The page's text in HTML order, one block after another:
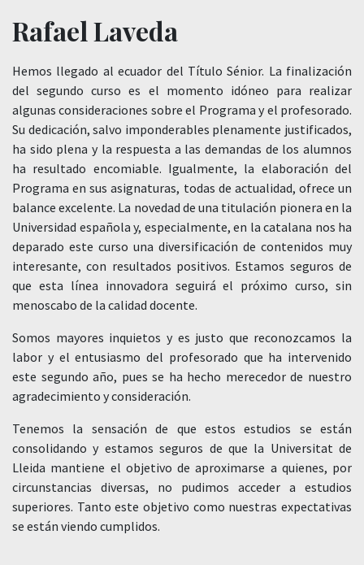
Rafael Laveda
Hemos llegado al ecuador del Título Sénior. La finalización
del segundo curso es el momento idóneo para realizar
algunas consideraciones sobre el Programa y el profesorado.
Su dedicación, salvo imponderables plenamente justificados,
ha sido plena y la respuesta a las demandas de los alumnos
ha resultado encomiable. Igualmente, la elaboración del
Programa en sus asignaturas, todas de actualidad, ofrece un
balance excelente. La novedad de una titulación pionera en la
Universidad española y, especialmente, en la catalana nos ha
deparado este curso una diversificación de contenidos muy
interesante, con resultados positivos. Estamos seguros de
que esta línea innovadora seguirá el próximo curso, sin
menoscabo de la calidad docente.
Somos mayores inquietos y es justo que reconozcamos la
labor y el entusiasmo del profesorado que ha intervenido
este segundo año, pues se ha hecho merecedor de nuestro
agradecimiento y consideración.
Tenemos la sensación de que estos estudios se están
consolidando y estamos seguros de que la Universitat de
Lleida mantiene el objetivo de aproximarse a quienes, por
circunstancias diversas, no pudimos acceder a estudios
superiores. Tanto este objetivo como nuestras expectativas
se están viendo cumplidos.